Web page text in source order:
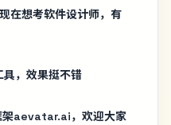
在想考软件设计师，有
，效果挺不错
aevatar.ai，欢迎大家